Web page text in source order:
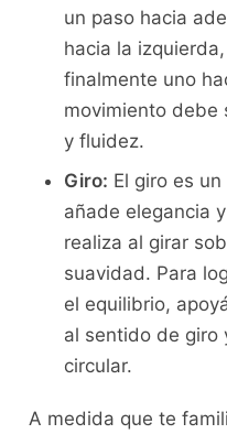
un paso hacia
hacia la
⁤finalmente uno
⁢movimiento debe
y fluidez.
Giro: El giro es
añade elegancia
⁣realiza al girar
suavidad. Para
el ⁣equilibrio,
al ⁤sentido de giro
circular.
A ‍medida que te